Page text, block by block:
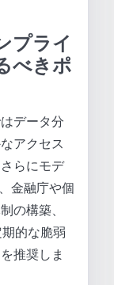
プライ
べきポ
データ分
アクセス
らにモデ
金融庁や個
の構築、
的な脆弱
推奨しま